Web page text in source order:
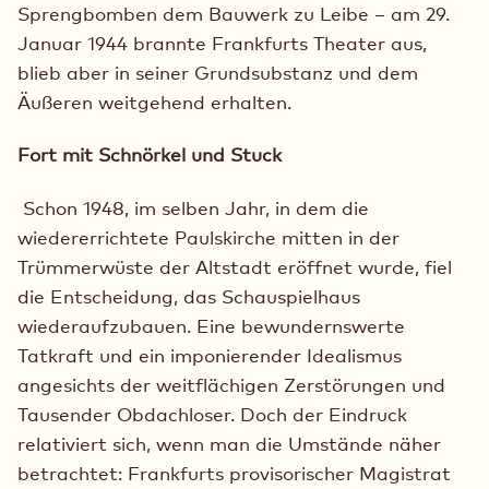
Sprengbomben dem Bauwerk zu Leibe – am 29.
Januar 1944 brannte Frankfurts Theater aus,
blieb aber in seiner Grundsubstanz und dem
Äußeren weitgehend erhalten.
Fort mit Schnörkel und Stuck
Schon 1948, im selben Jahr, in dem die
wiedererrichtete Paulskirche mitten in der
Trümmerwüste der Altstadt eröffnet wurde, fiel
die Entscheidung, das Schauspielhaus
wiederaufzubauen. Eine bewundernswerte
Tatkraft und ein imponierender Idealismus
angesichts der weitflächigen Zerstörungen und
Tausender Obdachloser. Doch der Eindruck
relativiert sich, wenn man die Umstände näher
betrachtet: Frankfurts provisorischer Magistrat